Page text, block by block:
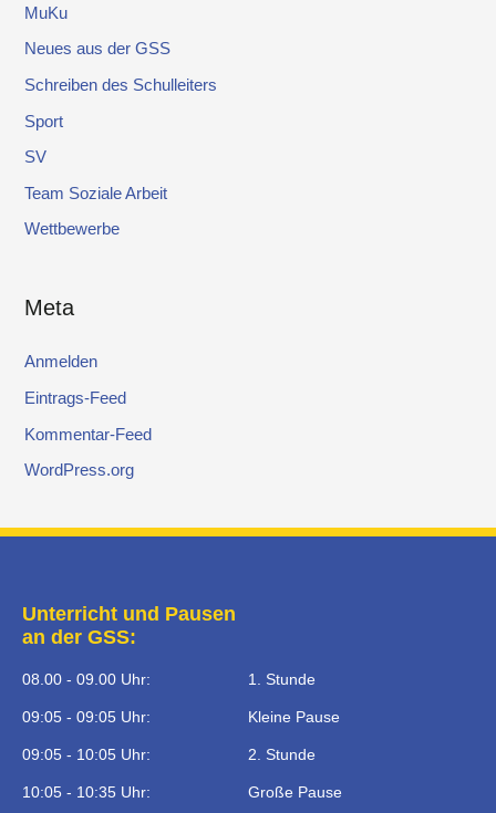
MuKu
Neues aus der GSS
Schreiben des Schulleiters
Sport
SV
Team Soziale Arbeit
Wettbewerbe
Meta
Anmelden
Eintrags-Feed
Kommentar-Feed
WordPress.org
Unterricht und Pausen
an der GSS:
08.00 - 09.00 Uhr: 1. Stunde
09:05 - 09:05 Uhr: Kleine Pause
09:05 - 10:05 Uhr: 2. Stunde
10:05 - 10:35 Uhr: Große Pause